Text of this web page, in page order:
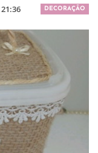
DECORAÇÃO